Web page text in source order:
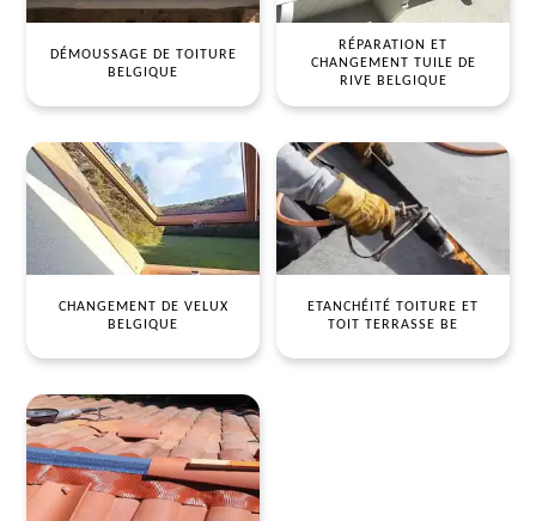
DÉMOUSSAGE DE TOITURE
BELGIQUE
RÉPARATION ET
CHANGEMENT TUILE DE
RIVE BELGIQUE
CHANGEMENT DE VELUX
BELGIQUE
ETANCHÉITÉ TOITURE ET
TOIT TERRASSE BE